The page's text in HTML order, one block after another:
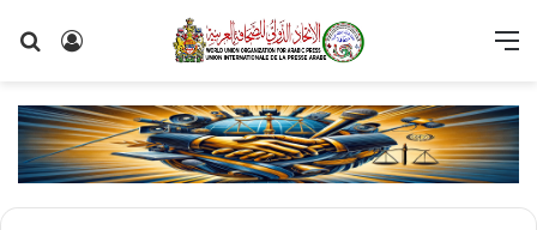
تسجيل
القائمة